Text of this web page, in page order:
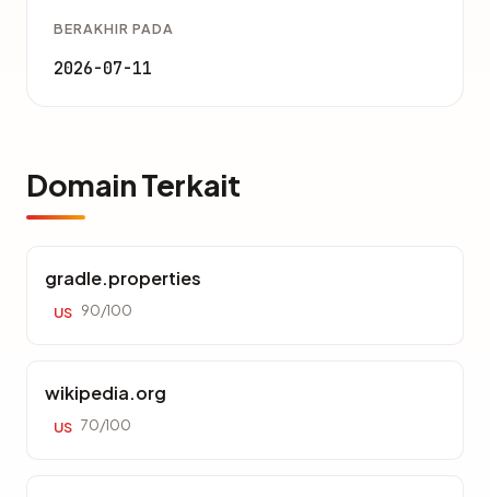
BERAKHIR PADA
2026-07-11
Domain Terkait
gradle.properties
US 90/100
wikipedia.org
US 70/100